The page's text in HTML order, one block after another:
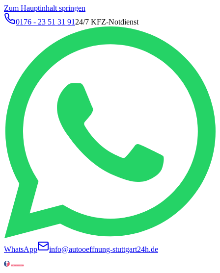
Zum Hauptinhalt springen
0176 - 23 51 31 91 24/7 KFZ-Notdienst
WhatsApp info@autooeffnung-stuttgart24h.de